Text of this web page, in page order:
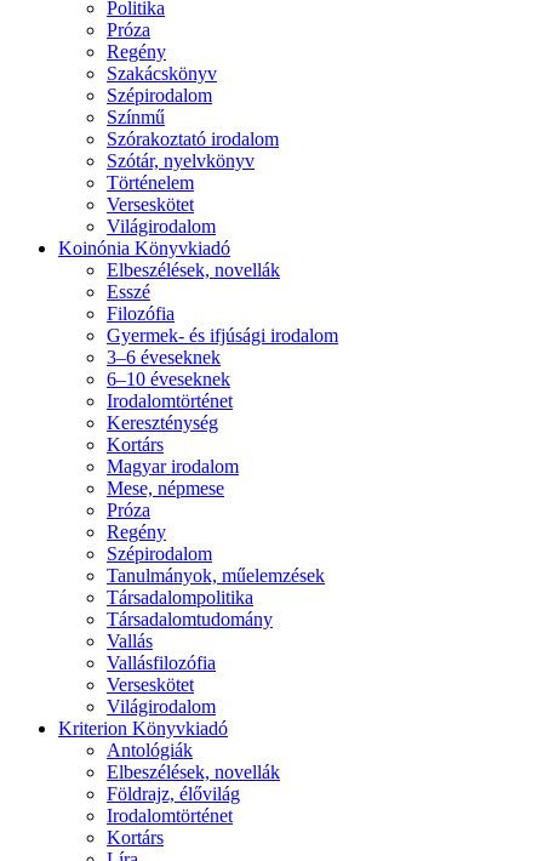
Politika
Próza
Regény
Szakácskönyv
Szépirodalom
Színmű
Szórakoztató irodalom
Szótár, nyelvkönyv
Történelem
Verseskötet
Világirodalom
Koinónia Könyvkiadó
Elbeszélések, novellák
Esszé
Filozófia
Gyermek- és ifjúsági irodalom
3–6 éveseknek
6–10 éveseknek
Irodalomtörténet
Kereszténység
Kortárs
Magyar irodalom
Mese, népmese
Próza
Regény
Szépirodalom
Tanulmányok, műelemzések
Társadalompolitika
Társadalomtudomány
Vallás
Vallásfilozófia
Verseskötet
Világirodalom
Kriterion Könyvkiadó
Antológiák
Elbeszélések, novellák
Földrajz, élővilág
Irodalomtörténet
Kortárs